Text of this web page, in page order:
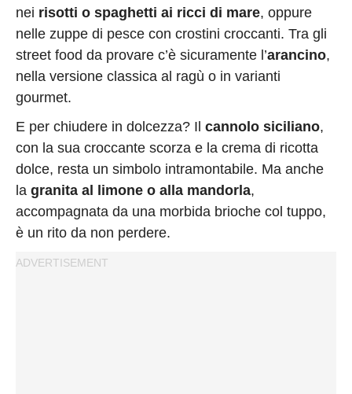
nei risotti o spaghetti ai ricci di mare, oppure
nelle zuppe di pesce con crostini croccanti. Tra gli
street food da provare c’è sicuramente l’arancino,
nella versione classica al ragù o in varianti
gourmet.
E per chiudere in dolcezza? Il cannolo siciliano,
con la sua croccante scorza e la crema di ricotta
dolce, resta un simbolo intramontabile. Ma anche
la granita al limone o alla mandorla,
accompagnata da una morbida brioche col tuppo,
è un rito da non perdere.